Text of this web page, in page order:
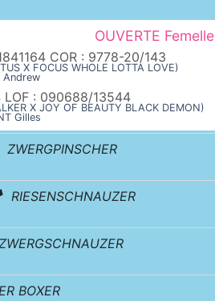
OUVERTE Femelle
COR : 9778-20/143
X FOCUS WHOLE LOTTA LOVE)
Andrew
: 090688/13544
X JOY OF BEAUTY BLACK DEMON)
Gilles
ZWERGPINSCHER
RIESENSCHNAUZER
BOXER